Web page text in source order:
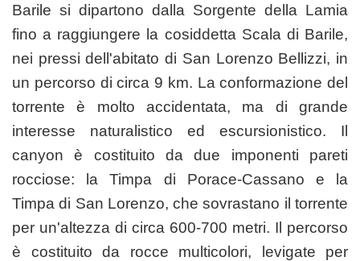
Barile si dipartono dalla Sorgente della Lamia
fino a raggiungere la cosiddetta Scala di Barile,
nei pressi dell'abitato di San Lorenzo Bellizzi, in
un percorso di circa 9 km. La conformazione del
torrente è molto accidentata, ma di grande
interesse naturalistico ed escursionistico. Il
canyon è costituito da due imponenti pareti
rocciose: la Timpa di Porace-Cassano e la
Timpa di San Lorenzo, che sovrastano il torrente
per un'altezza di circa 600-700 metri. Il percorso
è costituito da rocce multicolori, levigate per